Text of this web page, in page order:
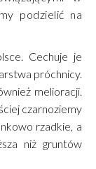
podzielić na
Cechuje je
próchnicy.
melioracji.
czarnoziemy
rzadkie, a
niż gruntów